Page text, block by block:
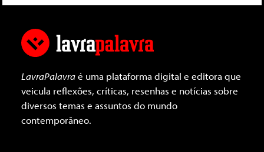
LavraPalavraé uma plataforma digital e editora que
veicula reflexões, críticas, resenhas e notícias sobre
diversos temas e assuntos do mundo
contemporâneo.